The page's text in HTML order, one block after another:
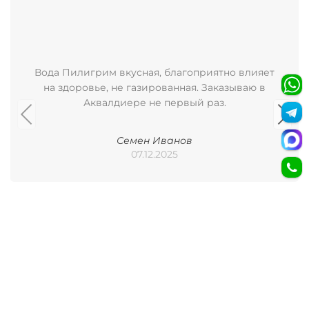
Вода Пилигрим вкусная, благоприятно влияет
на здоровье, не газированная. Заказываю в
Аквалдиере не первый раз.
Семен Иванов
07.12.2025